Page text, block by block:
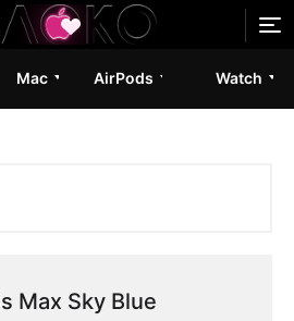
Mac AirPods Watch
Max Sky Blue